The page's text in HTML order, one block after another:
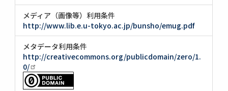
メディア（画像等）利用条件
http://www.lib.e.u-tokyo.ac.jp/bunsho/emug.pdf
メタデータ利用条件
http://creativecommons.org/publicdomain/zero/1.
0/